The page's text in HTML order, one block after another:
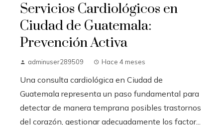
Servicios Cardiológicos en
Ciudad de Guatemala:
Prevención Activa
adminuser289509 Hace 4 meses
Una consulta cardiológica en Ciudad de
Guatemala representa un paso fundamental para
detectar de manera temprana posibles trastornos
del corazón, gestionar adecuadamente los factor...